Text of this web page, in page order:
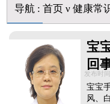
初期
初
白
导航: 首页ν 健康常
宝
回
发布时
宝宝
风、